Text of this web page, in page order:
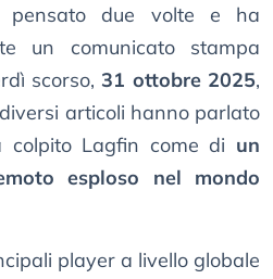
due volte e ha
un comunicato stampa
scorso,31 ottobre 2025,
articoli hanno parlato
Lagfin come di un
esploso nel mondo
player a livello globale